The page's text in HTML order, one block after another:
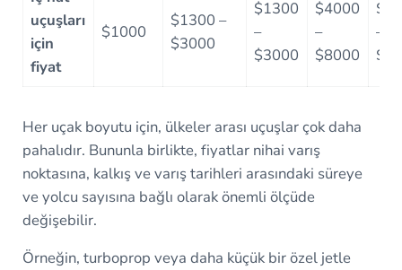
uçuşları
için
fiyat
$1000
$1300 –
$3000
$1300
–
$3000
$4000
–
$8000
–
Her uçak boyutu için, ülkeler arası uçuşlar çok daha
pahalıdır. Bununla birlikte, fiyatlar nihai varış
noktasına, kalkış ve varış tarihleri arasındaki süreye
ve yolcu sayısına bağlı olarak önemli ölçüde
değişebilir.
Örneğin, turboprop veya daha küçük bir özel jetle